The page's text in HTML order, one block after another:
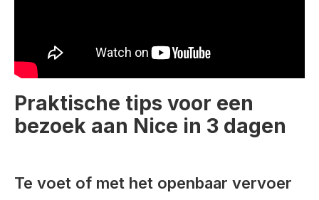
Praktische tips voor een
bezoek aan Nice in 3 dagen
Te voet of met het openbaar vervoer